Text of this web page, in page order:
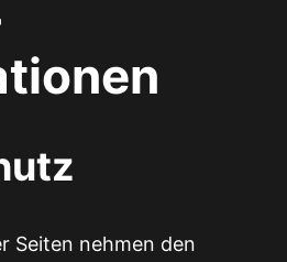
Seiten nehmen den